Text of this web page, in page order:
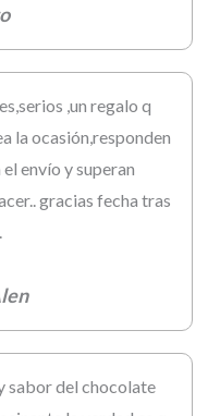
,un regalo q
la ocasión,responden
envío y superan
gracias fecha tras
sabor del chocolate